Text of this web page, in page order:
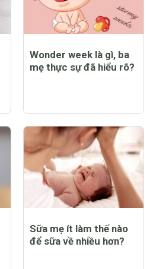
Wonder week là gì, ba
mẹ thực sự đã hiểu rõ?
Sữa mẹ ít làm thế nào
để sữa về nhiều hơn?